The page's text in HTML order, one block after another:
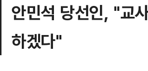
안민석 당선인, "교
하겠다"